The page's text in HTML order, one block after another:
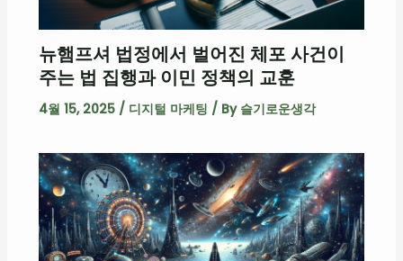
뉴햄프셔 법정에서 벌어진 체포 사건이
주는 법 집행과 이민 정책의 교훈
4월 15, 2025 / 디지털 마케팅 / By 슬기로운생각